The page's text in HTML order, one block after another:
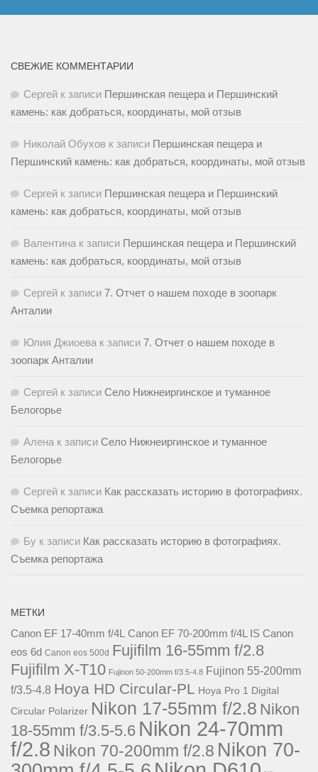
СВЕЖИЕ КОММЕНТАРИИ
Сергей к записи Першинская пещера и Першинский
камень: как добраться, координаты, мой отзыв
Николай Обухов к записи Першинская пещера и
Першинский камень: как добраться, координаты, мой отзыв
Сергей к записи Першинская пещера и Першинский
камень: как добраться, координаты, мой отзыв
Валентина к записи Першинская пещера и Першинский
камень: как добраться, координаты, мой отзыв
Сергей к записи 7. Отчет о нашем походе в зоопарк
Анталии
Юлия Джиоева к записи 7. Отчет о нашем походе в
зоопарк Анталии
Сергей к записи Село Нижнеиргинское и туманное
Белогорье
Алена к записи Село Нижнеиргинское и туманное
Белогорье
Сергей к записи Как рассказать историю в фотографиях.
Съемка репортажа
Бу к записи Как рассказать историю в фотографиях.
Съемка репортажа
МЕТКИ
Canon EF 17-40mm f/4L Canon EF 70-200mm f/4L IS Canon
eos 6d Canon eos 500d Fujifilm 16-55mm f/2.8
Fujifilm X-T10 Fujinon 50-200mm f/3.5-4.8 Fujinon 55-200mm
f/3.5-4.8 Hoya HD Circular-PL Hoya Pro 1 Digital
Circular Polarizer Nikon 17-55mm f/2.8 Nikon
18-55mm f/3.5-5.6 Nikon 24-70mm
f/2.8 Nikon 70-200mm f/2.8 Nikon 70-